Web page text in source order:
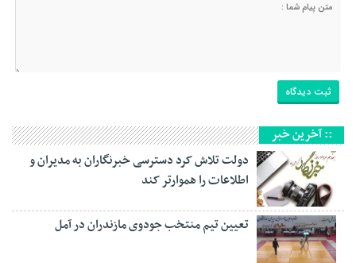
:: آخرین خبر
دولت تلاش کرد دسترسی خبرنگاران به مدیران و
اطلاعات را هموارتر کند
تعیین تیم منتخب جودوی مازندران در آمل